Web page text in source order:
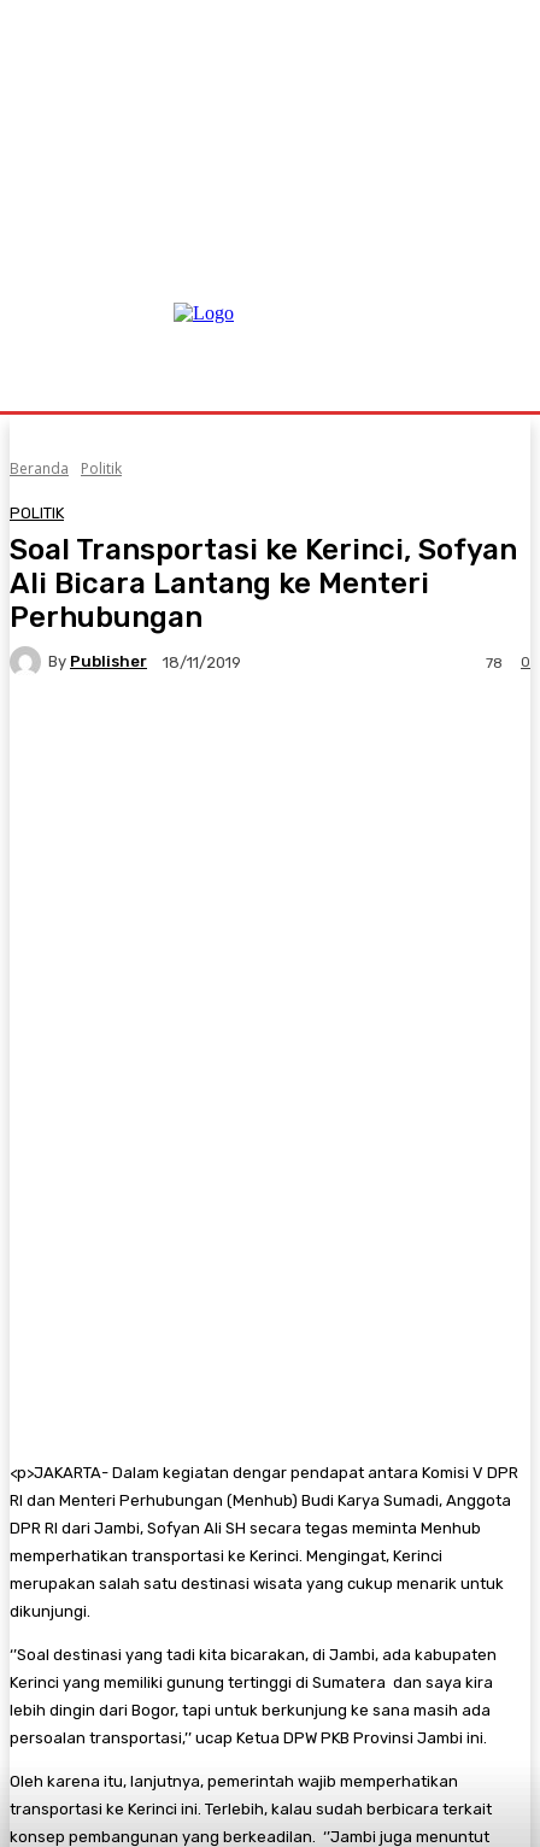
Beranda Politik
POLITIK
Soal Transportasi ke Kerinci, Sofyan
Ali Bicara Lantang ke Menteri
Perhubungan
By Publisher 18/11/2019 0
78
<p>JAKARTA- Dalam kegiatan dengar pendapat antara Komisi V DPR
RI dan Menteri Perhubungan (Menhub) Budi Karya Sumadi, Anggota
DPR RI dari Jambi, Sofyan Ali SH secara tegas meminta Menhub
memperhatikan transportasi ke Kerinci. Mengingat, Kerinci
merupakan salah satu destinasi wisata yang cukup menarik untuk
dikunjungi.
‘’Soal destinasi yang tadi kita bicarakan, di Jambi, ada kabupaten
Kerinci yang memiliki gunung tertinggi di Sumatera dan saya kira
lebih dingin dari Bogor, tapi untuk berkunjung ke sana masih ada
persoalan transportasi,’’ ucap Ketua DPW PKB Provinsi Jambi ini.
Oleh karena itu, lanjutnya, pemerintah wajib memperhatikan
transportasi ke Kerinci ini. Terlebih, kalau sudah berbicara terkait
konsep pembangunan yang berkeadilan. ‘’Jambi juga menuntut